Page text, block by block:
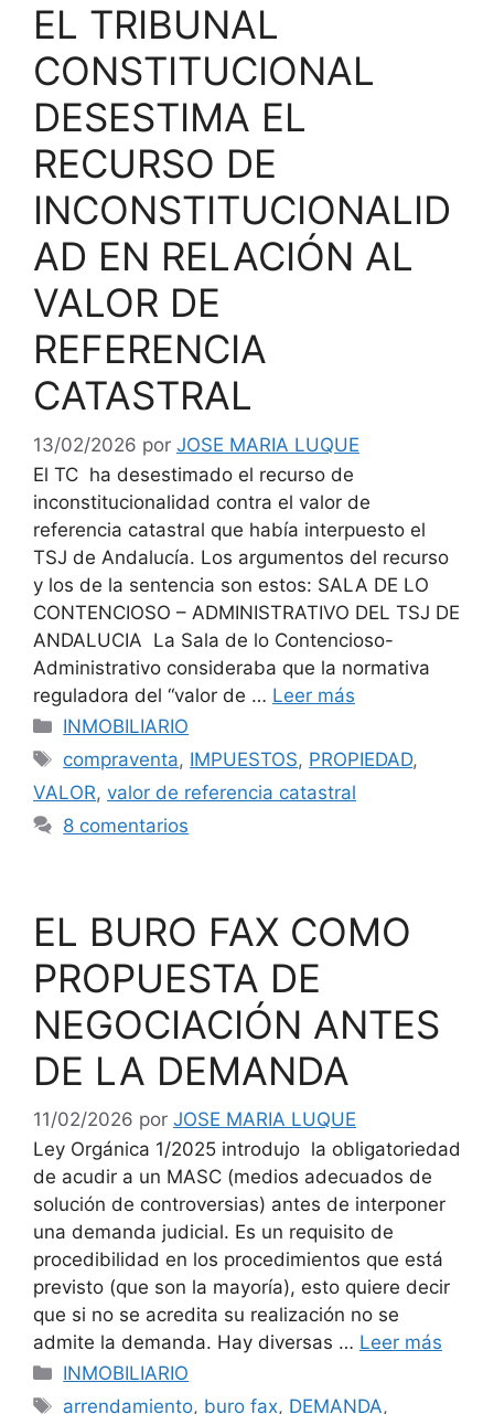
EL TRIBUNAL
CONSTITUCIONAL
DESESTIMA EL
RECURSO DE
INCONSTITUCIONALID
AD EN RELACIÓN AL
VALOR DE
REFERENCIA
CATASTRAL
13/02/2026 por JOSE MARIA LUQUE
El TC ha desestimado el recurso de
inconstitucionalidad contra el valor de
referencia catastral que había interpuesto el
TSJ de Andalucía. Los argumentos del recurso
y los de la sentencia son estos: SALA DE LO
CONTENCIOSO – ADMINISTRATIVO DEL TSJ DE
ANDALUCIA La Sala de lo Contencioso-
Administrativo consideraba que la normativa
reguladora del “valor de … Leer más
Categorías
INMOBILIARIO
Etiquetas
compraventa, IMPUESTOS, PROPIEDAD,
VALOR, valor de referencia catastral
8 comentarios
EL BURO FAX COMO
PROPUESTA DE
NEGOCIACIÓN ANTES
DE LA DEMANDA
11/02/2026 por JOSE MARIA LUQUE
Ley Orgánica 1/2025 introdujo la obligatoriedad
de acudir a un MASC (medios adecuados de
solución de controversias) antes de interponer
una demanda judicial. Es un requisito de
procedibilidad en los procedimientos que está
previsto (que son la mayoría), esto quiere decir
que si no se acredita su realización no se
admite la demanda. Hay diversas … Leer más
Categorías
INMOBILIARIO
Etiquetas
arrendamiento, buro fax, DEMANDA,